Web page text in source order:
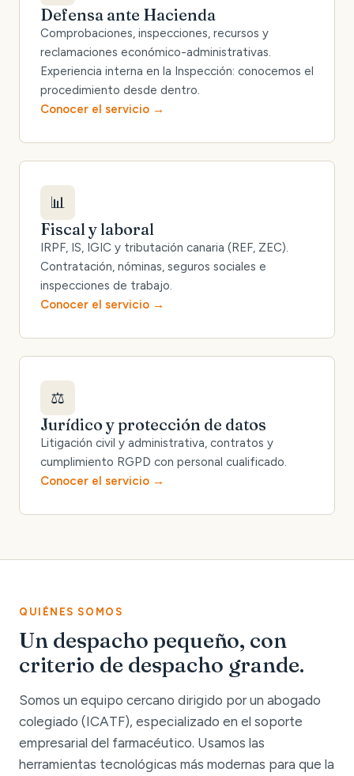
Defensa ante Hacienda
Comprobaciones, inspecciones, recursos y
reclamaciones económico-administrativas.
Experiencia interna en la Inspección: conocemos el
procedimiento desde dentro.
Conocer el servicio
📊
Fiscal y laboral
IRPF, IS, IGIC y tributación canaria (REF, ZEC).
Contratación, nóminas, seguros sociales e
inspecciones de trabajo.
Conocer el servicio
⚖️
Jurídico y protección de datos
Litigación civil y administrativa, contratos y
cumplimiento RGPD con personal cualificado.
Conocer el servicio
QUIÉNES SOMOS
Un despacho pequeño, con
criterio de despacho grande.
Somos un equipo cercano dirigido por un abogado
colegiado (ICATF), especializado en el soporte
empresarial del farmacéutico. Usamos las
herramientas tecnológicas más modernas para que la